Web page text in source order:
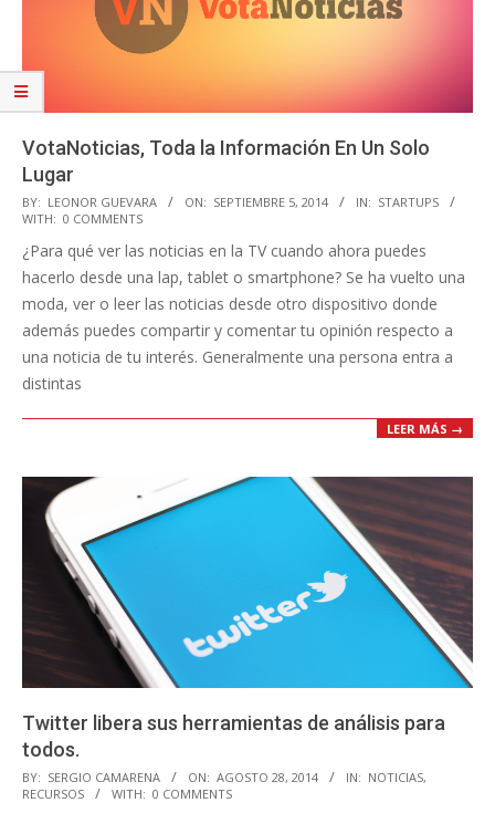
VotaNoticias, Toda la Información En Un Solo
Lugar
2014-
09-
05
BY: LEONOR GUEVARA ON: SEPTIEMBRE 5, 2014 IN: STARTUPS
WITH: 0 COMMENTS
¿Para qué ver las noticias en la TV cuando ahora puedes
hacerlo desde una lap, tablet o smartphone? Se ha vuelto una
moda, ver o leer las noticias desde otro dispositivo donde
además puedes compartir y comentar tu opinión respecto a
una noticia de tu interés. Generalmente una persona entra a
distintas
LEER MÁS →
Twitter libera sus herramientas de análisis para
todos.
2014-
08-
BY: SERGIO CAMARENA ON: AGOSTO 28, 2014 IN: NOTICIAS,
RECURSOS
WITH: 0 COMMENTS